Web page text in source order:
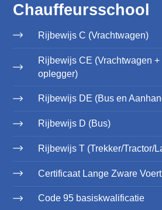
Chauffeursschool
Rijbewijs C (Vrachtwagen)
Rijbewijs CE (Vrachtwagen
oplegger)
Rijbewijs DE (Bus en
Rijbewijs D (Bus)
Rijbewijs T (Trekker/Tractor/
Certificaat Lange Zware
Code 95 basiskwalificatie